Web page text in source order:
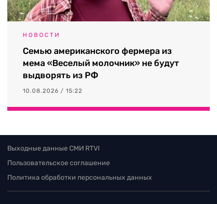
НОВОСТИ
Семью американского фермера из
мема «Веселый молочник» не будут
выдворять из РФ
10.08.2026 / 15:22
Выходные данные СМИ RTVI
Пользовательское соглашение
Политика обработки персональных данных